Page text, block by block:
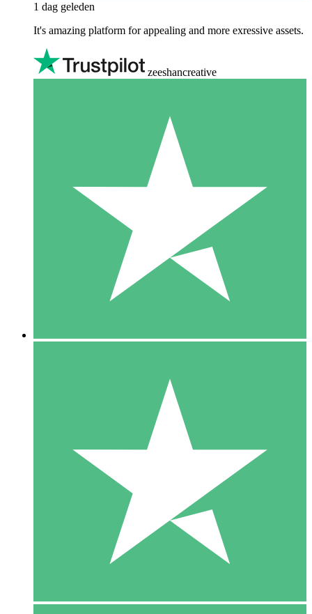
1 dag geleden
It's amazing platform for appealing and more exressive assets.
zeeshancreative